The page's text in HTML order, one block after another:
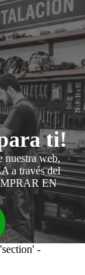
ti!
nuestra web,
a través del
EN
-